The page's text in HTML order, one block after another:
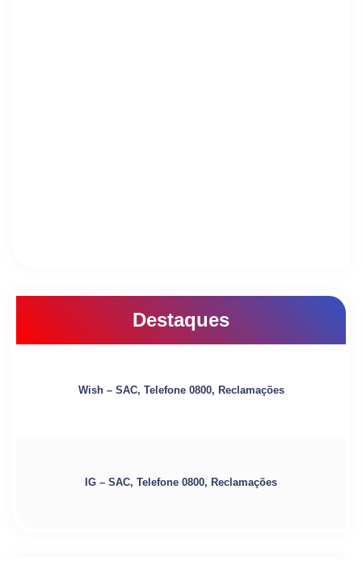
Destaques
Wish – SAC, Telefone 0800, Reclamações
IG – SAC, Telefone 0800, Reclamações